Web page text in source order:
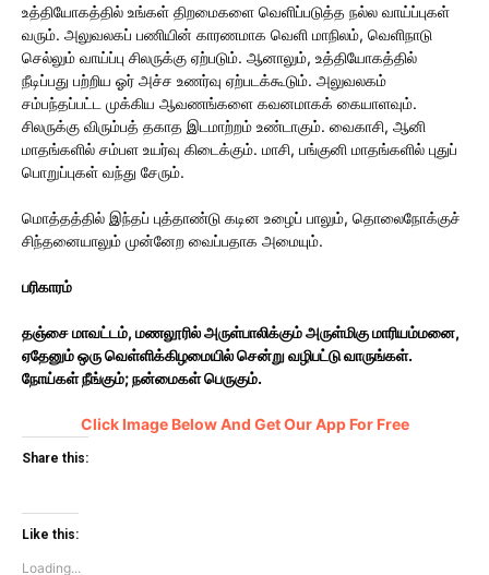
உத்தியோகத்தில் உங்கள் திறமைகளை வெளிப்படுத்த நல்ல வாய்ப்புகள்
வரும். அலுவலகப் பணியின் காரணமாக வெளி மாநிலம், வெளிநாடு
செல்லும் வாய்ப்பு சிலருக்கு ஏற்படும். ஆனாலும், உத்தியோகத்தில்
நீடிப்பது பற்றிய ஓர் அச்ச உணர்வு ஏற்படக்கூடும். அலுவலகம்
சம்பந்தப்பட்ட முக்கிய ஆவணங்களை கவனமாகக் கையாளவும்.
சிலருக்கு விரும்பத் தகாத இடமாற்றம் உண்டாகும். வைகாசி, ஆனி
மாதங்களில் சம்பள உயர்வு கிடைக்கும். மாசி, பங்குனி மாதங்களில் புதுப்
பொறுப்புகள் வந்து சேரும்.
மொத்தத்தில் இந்தப் புத்தாண்டு கடின உழைப் பாலும், தொலைநோக்குச்
சிந்தனையாலும் முன்னேற வைப்பதாக அமையும்.
பரிகாரம்
தஞ்சை மாவட்டம், மணலூரில் அருள்பாலிக்கும் அருள்மிகு மாரியம்மனை,
ஏதேனும் ஒரு வெள்ளிக்கிழமையில் சென்று வழிபட்டு வாருங்கள்.
நோய்கள் நீங்கும்; நன்மைகள் பெருகும்.
Click Image Below And Get Our App For Free
Share this:
toto
Like this:
Loading...